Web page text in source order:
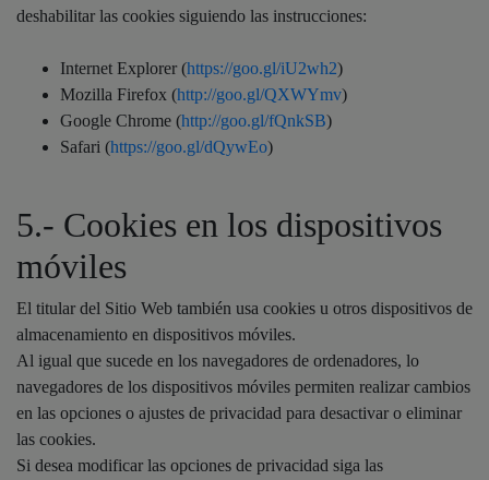
deshabilitar las cookies siguiendo las instrucciones:
Internet Explorer (https://goo.gl/iU2wh2)
Mozilla Firefox (http://goo.gl/QXWYmv)
Google Chrome (http://goo.gl/fQnkSB)
Safari (https://goo.gl/dQywEo)
5.- Cookies en los dispositivos
móviles
El titular del Sitio Web también usa cookies u otros dispositivos de
almacenamiento en dispositivos móviles.
Al igual que sucede en los navegadores de ordenadores, lo
navegadores de los dispositivos móviles permiten realizar cambios
en las opciones o ajustes de privacidad para desactivar o eliminar
las cookies.
Si desea modificar las opciones de privacidad siga las